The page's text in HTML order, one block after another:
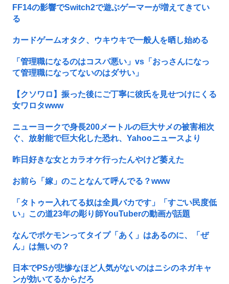
FF14の影響でSwitch2で遊ぶゲーマーが増えてきてい
る
カードゲームオタク、ウキウキで一般人を晒し始める
「管理職になるのはコスパ悪い」vs「おっさんになっ
て管理職になってないのはダサい」
【クソワロ】振った後にご丁寧に彼氏を見せつけにくる
女ワロタwww
ニューヨークで身長200メートルの巨大サメの被害相次
ぐ、放射能で巨大化した恐れ、Yahooニュースより
昨日好きな女とカラオケ行ったんやけど萎えた
お前ら「嫁」のことなんて呼んでる？www
「タトゥー入れてる奴は全員バカです」「すごい民度低
い」この道23年の彫り師YouTuberの動画が話題
なんでポケモンってタイプ「あく」はあるのに、「ぜ
ん」は無いの？
日本でPSが悲惨なほど人気がないのはニシのネガキャ
ンが効いてるからだろ